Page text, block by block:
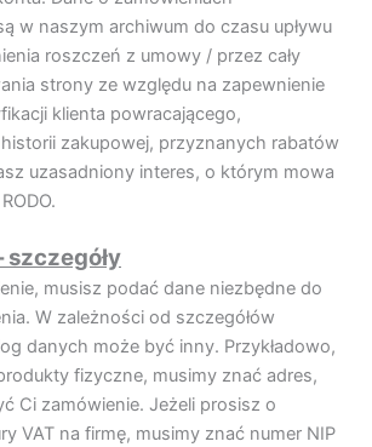
w naszym archiwum do czasu upływu
roszczeń z umowy / przez cały
strony ze względu na zapewnienie
klienta powracającego,
zakupowej, przyznanych rabatów
uzasadniony interes, o którym mowa
szczegóły
musisz podać dane niezbędne do
W zależności od szczegółów
danych może być inny. Przykładowo,
fizyczne, musimy znać adres,
Ci zamówienie. Jeżeli prosisz o
VAT na firmę, musimy znać numer NIP